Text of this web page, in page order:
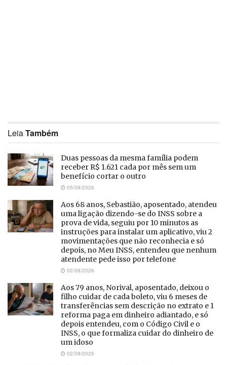
LeiaTambém
Duas pessoas da mesma família podem
receber R$ 1.621 cada por mês sem um
benefício cortar o outro
05/08/2026
Aos 68 anos, Sebastião, aposentado, atendeu
uma ligação dizendo-se do INSS sobre a
prova de vida, seguiu por 10 minutos as
instruções para instalar um aplicativo, viu 2
movimentações que não reconhecia e só
depois, no Meu INSS, entendeu que nenhum
atendente pede isso por telefone
02/08/2026
Aos 79 anos, Norival, aposentado, deixou o
filho cuidar de cada boleto, viu 6 meses de
transferências sem descrição no extrato e 1
reforma paga em dinheiro adiantado, e só
depois entendeu, com o Código Civil e o
INSS, o que formaliza cuidar do dinheiro de
um idoso
02/08/2026